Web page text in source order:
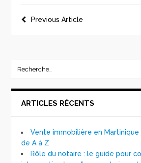
Previous Article
ARTICLES RÉCENTS
Vente immobilière en
de A à Z
Rôle du notaire : le guide pour